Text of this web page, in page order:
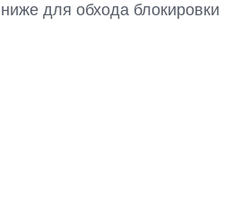
для обхода блокировки